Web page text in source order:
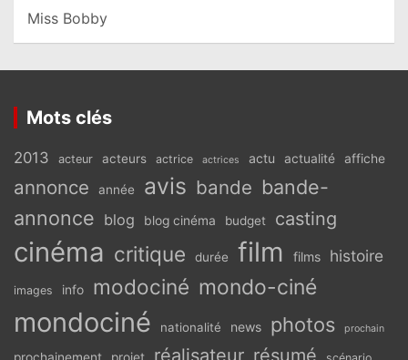
Miss Bobby
Mots clés
2013 acteur acteurs actrice actrices actu actualité affiche
annonce année avis bande bande-
annonce blog blog cinéma budget casting
cinéma critique durée film films histoire
images info modociné mondo-ciné
mondociné nationalité news photos prochain
réalisateur résumé